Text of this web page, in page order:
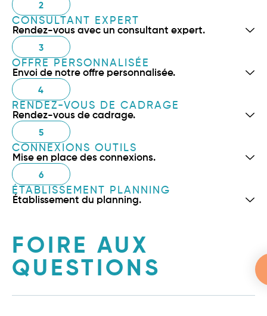
2
CONSULTANT EXPERT
Rendez-vous avec un consultant expert.
3
OFFRE PERSONNALISÉE
Envoi de notre offre personnalisée.
4
RENDEZ-VOUS DE CADRAGE
Rendez-vous de cadrage.
5
CONNEXIONS OUTILS
Mise en place des connexions.
6
ÉTABLISSEMENT PLANNING
Établissement du planning.
FOIRE AUX
QUESTIONS